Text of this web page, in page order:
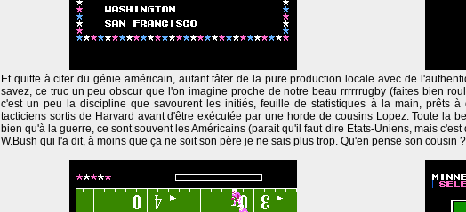
Et quitte à citer du génie américain, autant tâter de la pure production locale avec de
savez, ce truc un peu obscur que l'on imagine proche de notre beau rrrrrrugby (faites bien
c'est un peu la discipline que savourent les initiés, feuille de statistiques à la main, prêts
tacticiens sortis de Harvard avant d'être exécutée par une horde de cousins Lopez. Toute la
bien qu'à la guerre, ce sont souvent les Américains (parait qu'il faut dire Etats-Uniens, mais
W.Bush qui l'a dit, à moins que ça ne soit son père je ne sais plus trop. Qu'en pense son cousin ?